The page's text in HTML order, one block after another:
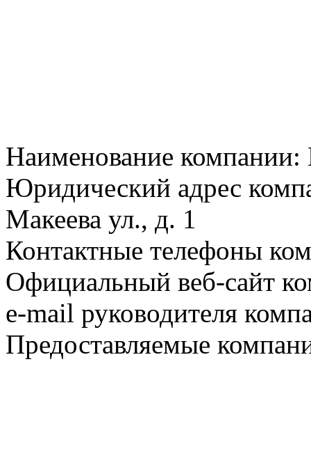
Наименование
Юридический адрес
Макеева ул., д. 1
Контактные телефоны
Официальный веб-сайт
e-mail руководителя
Предоставляемые